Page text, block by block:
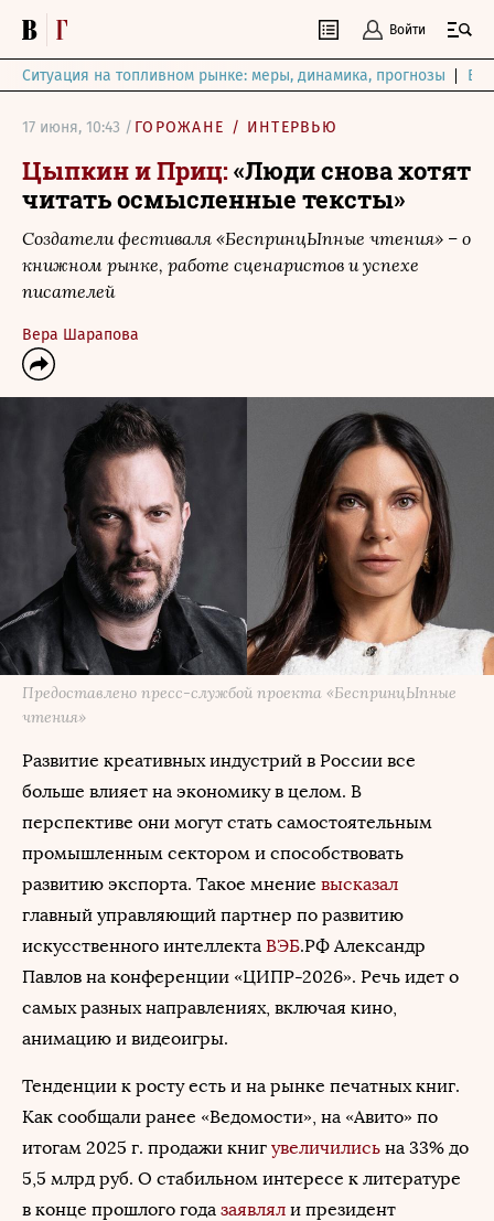
Войти
Ситуация на топливном рынке: меры, динамика, прогнозы
17 июня, 10:43 / ГОРОЖАНЕ / ИНТЕРВЬЮ
Цыпкин и Приц:«Люди снова хотят
читать осмысленные тексты»
Создатели фестиваля «БеспринцЫпные чтения» – о
книжном рынке, работе сценаристов и успехе
писателей
Вера Шарапова
Предоставлено пресс-службой проекта «БеспринцЫпные
чтения»
Развитие креативных индустрий в России все
больше влияет на экономику в целом. В
перспективе они могут стать самостоятельным
промышленным сектором и способствовать
развитию экспорта. Такое мнение высказал
главный управляющий партнер по развитию
искусственного интеллекта ВЭБ.РФ Александр
Павлов на конференции «ЦИПР-2026». Речь идет о
самых разных направлениях, включая кино,
анимацию и видеоигры.
Тенденции к росту есть и на рынке печатных книг.
Как сообщали ранее «Ведомости», на «Авито» по
итогам 2025 г. продажи книг увеличились на 33% до
5,5 млрд руб. О стабильном интересе к литературе
в конце прошлого года заявлял и президент